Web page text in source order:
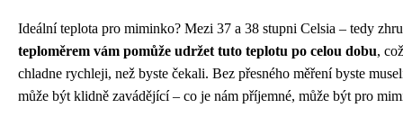
Ideální teplota pro miminko? Mezi 37 a 38 stupni Celsia – tedy
teploměrem vám pomůže udržet tuto teplotu po celou dobu,
chladne rychleji, než byste čekali. Bez přesného měření byste
může být klidně zavádějící – co je nám příjemné, může být pro